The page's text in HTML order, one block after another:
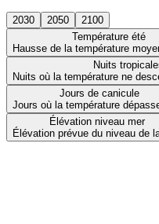
2030 2050
2100
Température été
Hausse de la température
Nuits
Nuits où la température ne
Jours de canicule
Jours où la température
Élévation niveau mer
Élévation prévue du niveau de